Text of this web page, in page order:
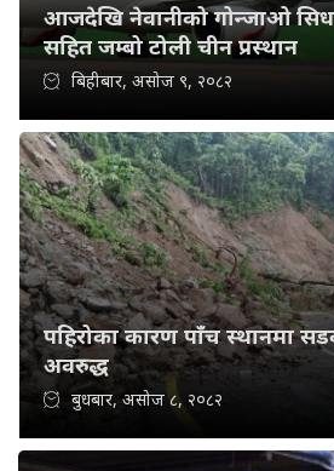
आजदेखि नेवानीको गोन्जाओ सिधा
सहित जम्बो टोली चीन प्रस्थान
बिहीबार, असोज ९, २०८२
पहिरोका कारण पाँच स्थानमा
अवरुद्ध
बुधबार, असोज ८, २०८२